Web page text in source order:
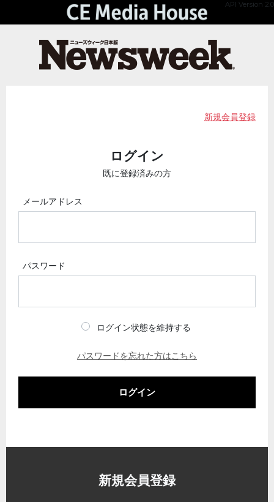
API Version 2.0
新規会員登録
ログイン
既に登録済みの方
メールアドレス
パスワード
ログイン状態を維持する
パスワードを忘れた方はこちら
ログイン
新規会員登録